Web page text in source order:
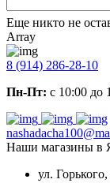
Еще никто не
Array
8 (914) 286-28-10
Пн-Пт: с 10:00 до
Наши магазины в
ул.